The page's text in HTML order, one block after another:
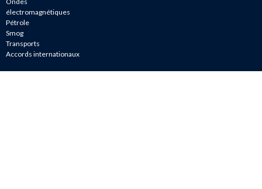
électromagnétiques
Pétrole
Smog
Transports
Accords internationaux